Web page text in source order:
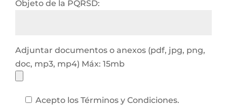
Objeto de la PQRSD:
Adjuntar documentos o anexos (pdf, jpg, png,
doc, mp3, mp4) Máx: 15mb
Acepto los Términos y Condiciones.